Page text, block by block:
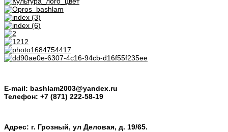
E-mail: bashlam2003@yandex.ru
Телефон: +7 (871) 222-58-19
Адрес: г. Грозный, ул Деловая, д. 19/65.